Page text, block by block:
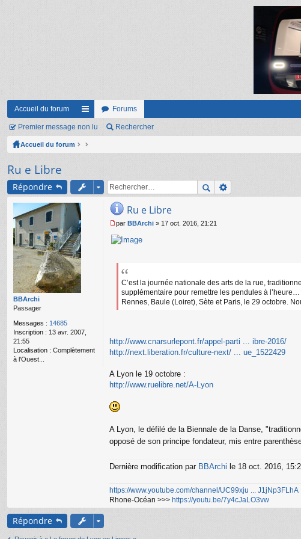
Accueil du forum
ac
co
ci
s
Forums
Premier message non lu Rechercher
Accueil du forum
Ru e Libre
Répondre
BBArchi
Passager
Messages : 14685
Inscription : 13 avr. 2007,
21:55
Localisation : Complètement
à l'Ouest...
Ru e Libre
e
n
par BBArchi » 17 oct. 2016, 21:21
C’est la journée nationale des arts de la rue,
supplémentaire pour remettre les pendules à
Rennes, Baule (Loiret), Sète et Paris, le 29 octobre.
http://www.cnarsurlepont.fr/appel-parti ... ibre-2016/
http://next.liberation.fr/culture-next/ ... ue_1522429
A Lyon le 19 octobre :
http://www.ruelibre.net/A-Lyon
A Lyon, le défilé de la Biennale de la Danse,
opposé de son principe fondateur, mis entre
Dernière modification par BBArchi le 18 oct. 2016,
https://www.youtube.com/channel/UC99xju ... J1jNp3FLhA
Rhone-Océan >>> https://youtu.be/7y4cJaLO3vw
Répondre